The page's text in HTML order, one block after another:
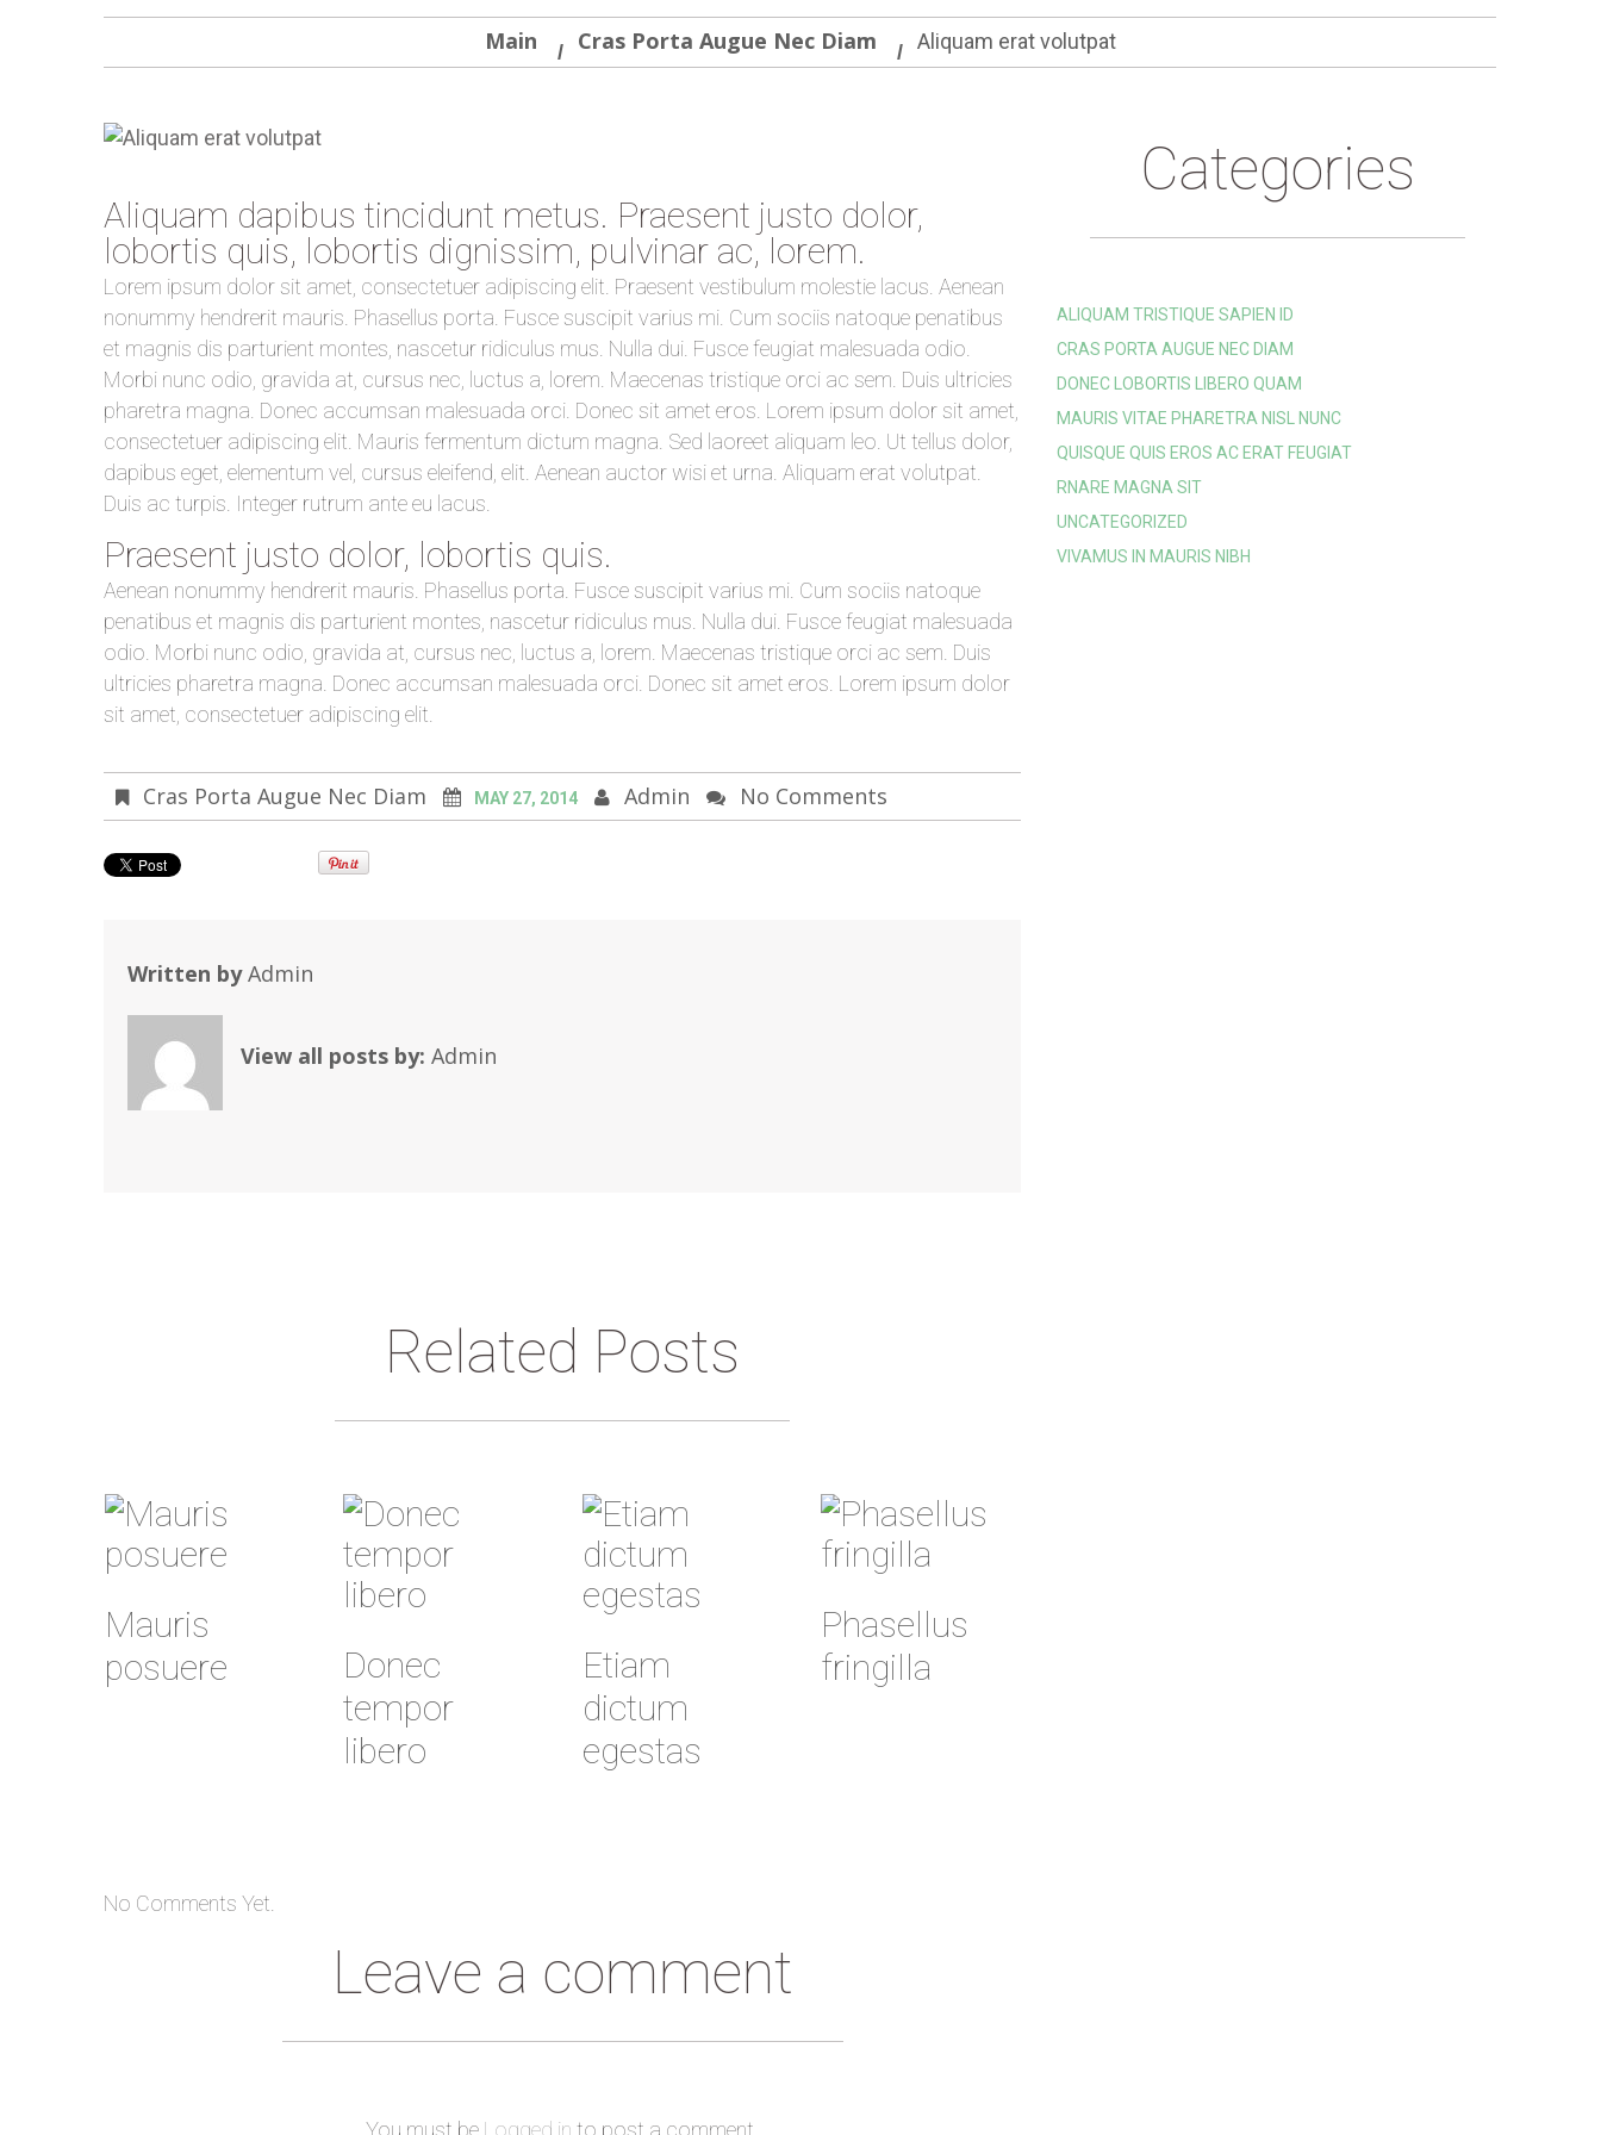
Main Cras Porta Augue Nec Diam Aliquam erat volutpat
Aliquam dapibus tincidunt metus. Praesent justo dolor,
lobortis quis, lobortis dignissim, pulvinar ac, lorem.
Lorem ipsum dolor sit amet, consectetuer adipiscing elit. Praesent vestibulum molestie lacus. Aenean
nonummy hendrerit mauris. Phasellus porta. Fusce suscipit varius mi. Cum sociis natoque penatibus
et magnis dis parturient montes, nascetur ridiculus mus. Nulla dui. Fusce feugiat malesuada odio.
Morbi nunc odio, gravida at, cursus nec, luctus a, lorem. Maecenas tristique orci ac sem. Duis ultricies
pharetra magna. Donec accumsan malesuada orci. Donec sit amet eros. Lorem ipsum dolor sit amet,
consectetuer adipiscing elit. Mauris fermentum dictum magna. Sed laoreet aliquam leo. Ut tellus dolor,
dapibus eget, elementum vel, cursus eleifend, elit. Aenean auctor wisi et urna. Aliquam erat volutpat.
Duis ac turpis. Integer rutrum ante eu lacus.
Praesent justo dolor, lobortis quis.
Aenean nonummy hendrerit mauris. Phasellus porta. Fusce suscipit varius mi. Cum sociis natoque
penatibus et magnis dis parturient montes, nascetur ridiculus mus. Nulla dui. Fusce feugiat malesuada
odio. Morbi nunc odio, gravida at, cursus nec, luctus a, lorem. Maecenas tristique orci ac sem. Duis
ultricies pharetra magna. Donec accumsan malesuada orci. Donec sit amet eros. Lorem ipsum dolor
sit amet, consectetuer adipiscing elit.
Cras Porta Augue Nec Diam MAY 27, 2014 Admin No Comments
Written byAdmin
View all posts by: Admin
Related Posts
Mauris
posuere
Donec
tempor
libero
Etiam
dictum
egestas
Phasellus
fringilla
No Comments Yet.
Leave a comment
You must be Logged in to post a comment.
Categories
ALIQUAM TRISTIQUE SAPIEN ID
CRAS PORTA AUGUE NEC DIAM
DONEC LOBORTIS LIBERO QUAM
MAURIS VITAE PHARETRA NISL NUNC
QUISQUE QUIS EROS AC ERAT FEUGIAT
RNARE MAGNA SIT
UNCATEGORIZED
VIVAMUS IN MAURIS NIBH